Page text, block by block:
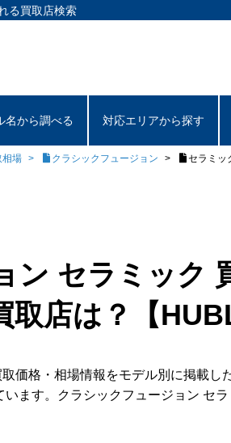
る買取店検索
名から調べる 対応エリアから探す
相場 クラシックフュージョン セラミッ
ン セラミック
店は？【
価格・相場情報をモデル別に掲載し
ます。クラシックフュージョン セ